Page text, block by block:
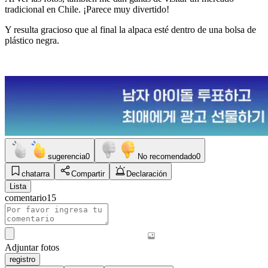
tradicional en Chile. ¡Parece muy divertido!
Y resulta gracioso que al final la alpaca esté dentro de una bolsa de
plástico negra.
sugerencia0 No recomendado0
chatarra
Compartir
Declaración
Lista
comentario15
Adjuntar fotos
registro